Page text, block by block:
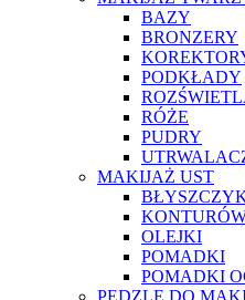
BAZY
BRONZERY
PODKŁADY
RÓŻE
PUDRY
MAKIJAŻ UST
OLEJKI
POMADKI
POMADKI
PĘDZLE DO